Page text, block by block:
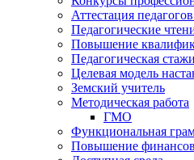
Аттестация
Педагогические
Повышение
Педагогическая
Целевая модель
Земский учитель
Методическая работа
ГМО
Функциональная
Повышение